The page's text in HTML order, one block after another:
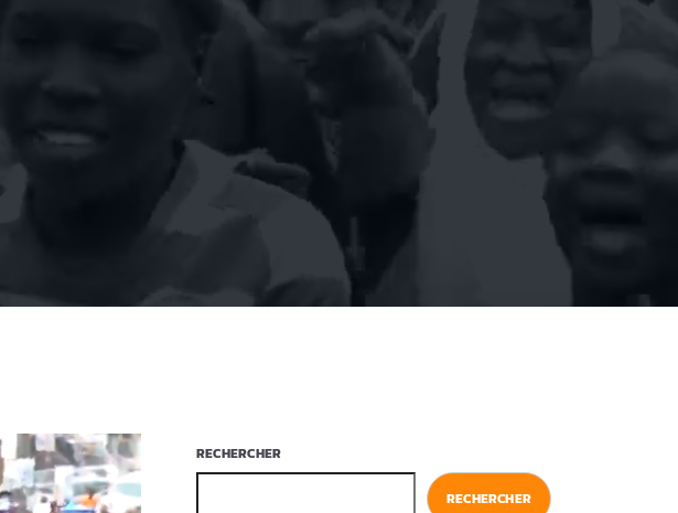
RECHERCHER
RECHERCHER